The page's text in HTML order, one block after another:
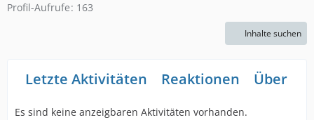
Profil-Aufrufe 163
Inhalte suchen
Letzte Aktivitäten Reaktionen Über
Es sind keine anzeigbaren Aktivitäten vorhanden.